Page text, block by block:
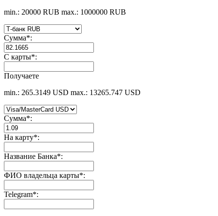
min.: 20000 RUB max.: 1000000 RUB
Сумма*:
С карты*:
Получаете
min.: 265.3149 USD max.: 13265.747 USD
Сумма*:
На карту*:
Название Банка*:
ФИО владельца карты*:
Telegram*: